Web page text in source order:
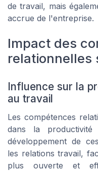
de travail, mais
accrue de l'entreprise.
Impact des
relationnelles
Influence sur la
au travail
Les compétences
dans la
développement de
les relations travail,
plus ouverte et